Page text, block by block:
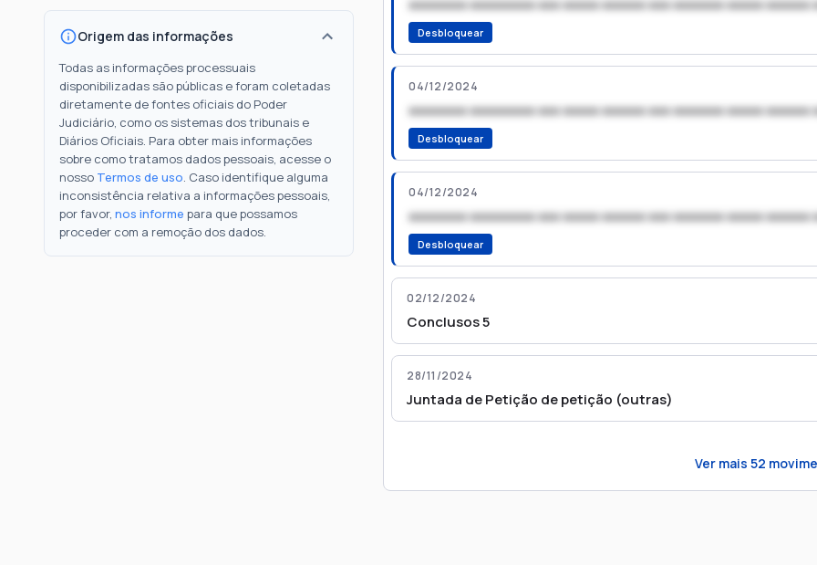
Origem das informações
Todas as informações processuais
disponibilizadas são públicas e foram coletadas
diretamente de fontes oficiais do Poder
Judiciário, como os sistemas dos tribunais e
Diários Oficiais. Para obter mais informações
sobre como tratamos dados pessoais, acesse o
nosso Termos de uso. Caso identifique alguma
inconsistência relativa a informações pessoais,
por favor, nos informe para que possamos
proceder com a remoção dos dados.
xxxxxxxx xxxxxxxxx xxx xxxxx xxxxxx xxx xxxxxxx xxxxx xxxxxx
Desbloquear
04/12/2024
xxxxxxxx xxxxxxxxx xxx xxxxx xxxxxx xxx xxxxxxx xxxxx xxxxxx
Desbloquear
04/12/2024
xxxxxxxx xxxxxxxxx xxx xxxxx xxxxxx xxx xxxxxxx xxxxx xxxxxx
Desbloquear
02/12/2024
Conclusos 5
28/11/2024
Juntada de Petição de petição (outras)
Ver mais 52